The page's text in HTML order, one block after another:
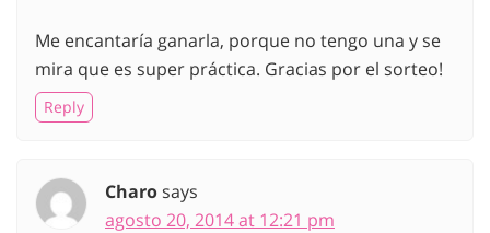
Me encantaría ganarla, porque no tengo una y se
mira que es super práctica. Gracias por el sorteo!
Reply
Charosays
agosto 20, 2014 at 12:21 pm